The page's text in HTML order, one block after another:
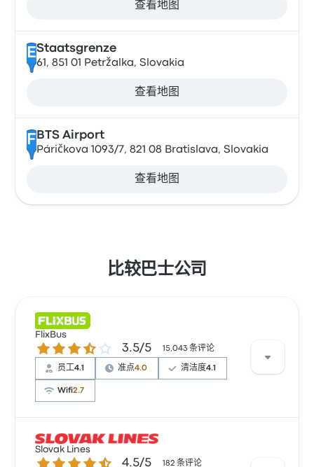
查看地图
EStaatsgrenze
61, 851 01 Petržalka, Slovakia
查看地图
F BTS Airport
Páričkova 1093/7, 821 08 Bratislava, Slovakia
查看地图
比较巴士公司
FlixBus
3.5 / 5 星 3.5/5 15,043 条评论
员工4.1 准点4.0 清洁度4.1
Wifi2.7
根据 15043 条评论，该公司在 Busbud 上被评为 3.5 颗
星。旅客对 车票资源 和 温度 特别满意，但对 无线上网
Slovak Lines
4.5 / 5 星 4.5/5 182 条评论